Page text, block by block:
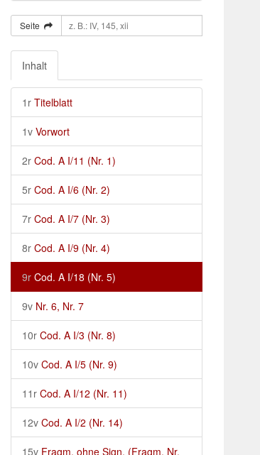
Seite
Inhalt
1r Titelblatt
1v Vorwort
2r Cod. A I/11 (Nr. 1)
5r Cod. A I/6 (Nr. 2)
7r Cod. A I/7 (Nr. 3)
8r Cod. A I/9 (Nr. 4)
9r Cod. A I/18 (Nr. 5)
9v Nr. 6, Nr. 7
10r Cod. A I/3 (Nr. 8)
10v Cod. A I/5 (Nr. 9)
11r Cod. A I/12 (Nr. 11)
12v Cod. A I/2 (Nr. 14)
15v Fragm. ohne Sign. (Fragm. Nr.